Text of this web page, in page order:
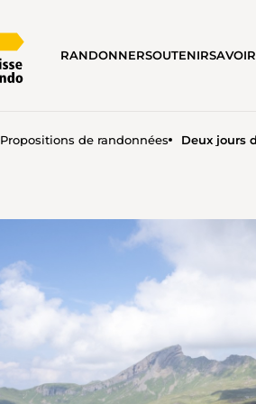
RANDONNERSOUTENIRSAVOIR
Propositions de randonnées Deux jours